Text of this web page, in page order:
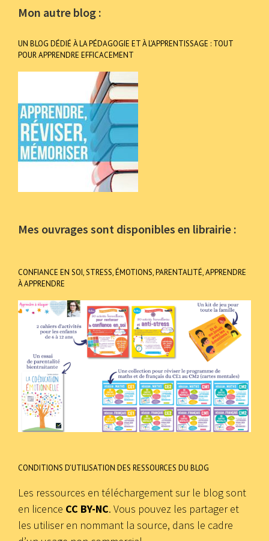
Mon autre blog :
UN BLOG DÉDIÉ À LA PÉDAGOGIE ET À L’APPRENTISSAGE : TOUT
POUR APPRENDRE EFFICACEMENT
Mes ouvrages sont disponibles en librairie :
CONFIANCE EN SOI, STRESS, ÉMOTIONS, PARENTALITÉ, APPRENDRE
À APPRENDRE
CONDITIONS D’UTILISATION DES RESSOURCES DU BLOG
Les ressources en téléchargement sur le blog sont
en licence CC BY-NC. Vous pouvez les partager et
les utiliser en nommant la source, dans le cadre